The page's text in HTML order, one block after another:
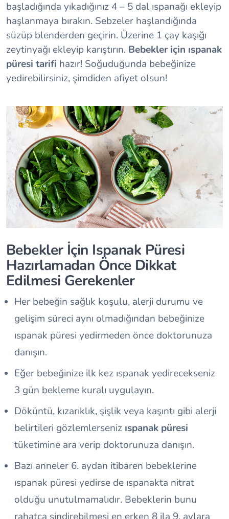
başladığında yıkadığınız 4 – 5 dal ıspanağı ekleyip
haşlanmaya bırakın. Sebzeler haşlandığında
süzüp blenderden geçirin. Üzerine 1 çay kaşığı
zeytinyağı ekleyip karıştırın. Bebekler için ıspanak
püresi tarifi hazır! Soğuduğunda bebeğinize
yedirebilirsiniz, şimdiden afiyet olsun!
Bebekler İçin Ispanak Püresi
Hazırlamadan Önce Dikkat
Edilmesi Gerekenler
Her bebeğin sağlık koşulu, alerji durumu ve
gelişim süreci aynı olmadığından bebeğinize
ıspanak püresi yedirmeden önce doktorunuza
danışın.
Eğer bebeğinize ilk kez ıspanak yedirecekseniz
3 gün bekleme kuralı uygulayın.
Döküntü, kızarıklık, şişlik veya kaşıntı gibi alerji
belirtileri gözlemlerseniz ıspanak püresi
tüketimine ara verip doktorunuza danışın.
Bazı anneler 6. aydan itibaren bebeklerine
ıspanak püresi yedirse de ıspanakta nitrat
olduğu unutulmamalıdır. Bebeklerin bunu
rahatça sindirebilmesi en erken 8 ila 9. aylara